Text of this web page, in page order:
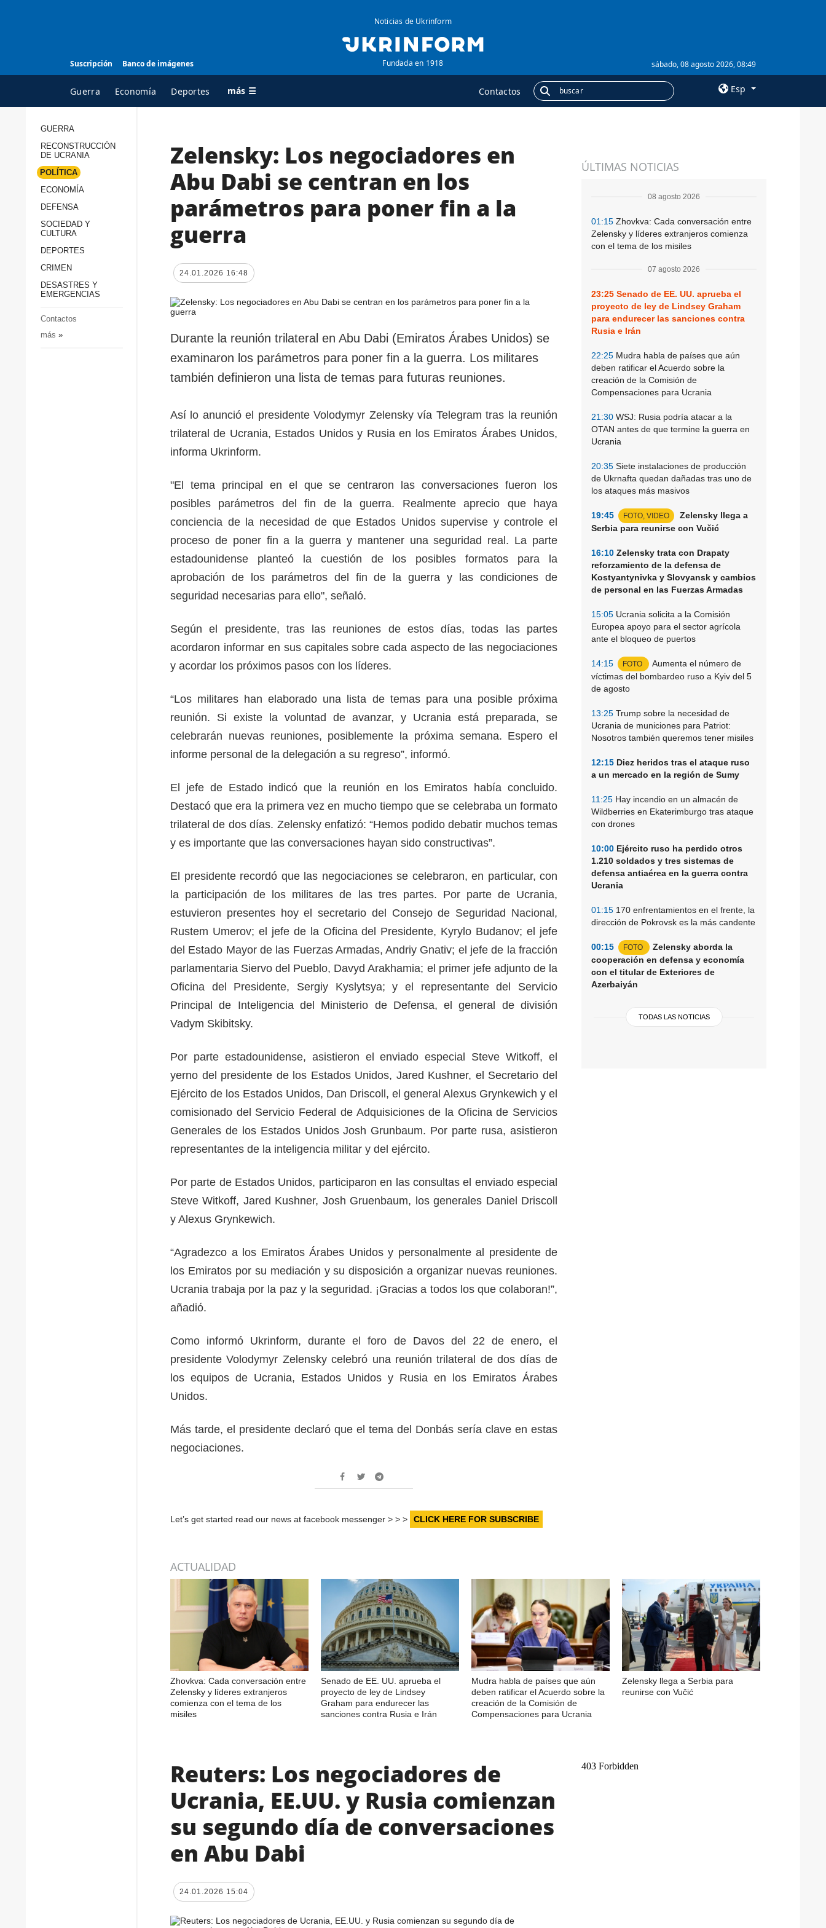
Suscripción Banco de imágenes
Noticias de Ukrinform
Fundada en 1918 sábado, 08 agosto 2026, 08:49
Guerra Economía Deportes más ☰ Contactos Esp
TODAS LAS
Reconstrucción de
Sociedad y Cultura
Desastres y emergencias
AGENCIA
sobre la agencia
contacto
condiciones de
suscripción
ADICIONAL
Publicaciones
Entrevistas
Suscripción
GUERRA
RECONSTRUCCIÓN
DE UCRANIA
POLÍTICA
ECONOMÍA
DEFENSA
SOCIEDAD Y
CULTURA
DEPORTES
CRIMEN
DESASTRES Y
EMERGENCIAS
Contactos
más »
ÚLTIMAS NOTICIAS
08 agosto 2026
01:15 Zhovkva: Cada conversación entre
Zelensky y líderes extranjeros comienza
con el tema de los misiles
07 agosto 2026
23:25 Senado de EE. UU. aprueba el
proyecto de ley de Lindsey Graham
para endurecer las sanciones contra
Rusia e Irán
22:25 Mudra habla de países que aún
deben ratificar el Acuerdo sobre la
creación de la Comisión de
Compensaciones para Ucrania
21:30 WSJ: Rusia podría atacar a la
OTAN antes de que termine la guerra en
Ucrania
20:35 Siete instalaciones de producción
de Ukrnafta quedan dañadas tras uno de
los ataques más masivos
19:45 FOTO, VIDEO
Zelensky llega a
Serbia para reunirse con Vučić
16:10 Zelensky trata con Drapaty
reforzamiento de la defensa de
Kostyantynivka y Slovyansk y cambios
de personal en las Fuerzas Armadas
15:05 Ucrania solicita a la Comisión
Europea apoyo para el sector agrícola
ante el bloqueo de puertos
14:15 FOTO
Aumenta el número de
víctimas del bombardeo ruso a Kyiv del 5
de agosto
13:25 Trump sobre la necesidad de
Ucrania de municiones para Patriot:
Nosotros también queremos tener misiles
12:15 Diez heridos tras el ataque ruso
a un mercado en la región de Sumy
11:25 Hay incendio en un almacén de
Wildberries en Ekaterimburgo tras ataque
con drones
10:00 Ejército ruso ha perdido otros
1.210 soldados y tres sistemas de
defensa antiaérea en la guerra contra
Ucrania
01:15 170 enfrentamientos en el frente, la
dirección de Pokrovsk es la más candente
00:15 FOTO
Zelensky aborda la
cooperación en defensa y economía
con el titular de Exteriores de
Azerbaiyán
TODAS LAS NOTICIAS
Zelensky: Los negociadores en
Abu Dabi se centran en los
parámetros para poner fin a la
guerra
24.01.2026 16:48
Durante la reunión trilateral en Abu Dabi (Emiratos Árabes Unidos) se
examinaron los parámetros para poner fin a la guerra. Los militares
también definieron una lista de temas para futuras reuniones.
Así lo anunció el presidente Volodymyr Zelensky vía Telegram tras la reunión
trilateral de Ucrania, Estados Unidos y Rusia en los Emiratos Árabes Unidos,
informa Ukrinform.
"El tema principal en el que se centraron las conversaciones fueron los
posibles parámetros del fin de la guerra. Realmente aprecio que haya
conciencia de la necesidad de que Estados Unidos supervise y controle el
proceso de poner fin a la guerra y mantener una seguridad real. La parte
estadounidense planteó la cuestión de los posibles formatos para la
aprobación de los parámetros del fin de la guerra y las condiciones de
seguridad necesarias para ello", señaló.
Según el presidente, tras las reuniones de estos días, todas las partes
acordaron informar en sus capitales sobre cada aspecto de las negociaciones
y acordar los próximos pasos con los líderes.
“Los militares han elaborado una lista de temas para una posible próxima
reunión. Si existe la voluntad de avanzar, y Ucrania está preparada, se
celebrarán nuevas reuniones, posiblemente la próxima semana. Espero el
informe personal de la delegación a su regreso”, informó.
El jefe de Estado indicó que la reunión en los Emiratos había concluido.
Destacó que era la primera vez en mucho tiempo que se celebraba un formato
trilateral de dos días. Zelensky enfatizó: “Hemos podido debatir muchos temas
y es importante que las conversaciones hayan sido constructivas”.
El presidente recordó que las negociaciones se celebraron, en particular, con
la participación de los militares de las tres partes. Por parte de Ucrania,
estuvieron presentes hoy el secretario del Consejo de Seguridad Nacional,
Rustem Umerov; el jefe de la Oficina del Presidente, Kyrylo Budanov; el jefe
del Estado Mayor de las Fuerzas Armadas, Andriy Gnativ; el jefe de la fracción
parlamentaria Siervo del Pueblo, Davyd Arakhamia; el primer jefe adjunto de la
Oficina del Presidente, Sergiy Kyslytsya; y el representante del Servicio
Principal de Inteligencia del Ministerio de Defensa, el general de división
Vadym Skibitsky.
Por parte estadounidense, asistieron el enviado especial Steve Witkoff, el
yerno del presidente de los Estados Unidos, Jared Kushner, el Secretario del
Ejército de los Estados Unidos, Dan Driscoll, el general Alexus Grynkewich y el
comisionado del Servicio Federal de Adquisiciones de la Oficina de Servicios
Generales de los Estados Unidos Josh Grunbaum. Por parte rusa, asistieron
representantes de la inteligencia militar y del ejército.
Por parte de Estados Unidos, participaron en las consultas el enviado especial
Steve Witkoff, Jared Kushner, Josh Gruenbaum, los generales Daniel Driscoll
y Alexus Grynkewich.
“Agradezco a los Emiratos Árabes Unidos y personalmente al presidente de
los Emiratos por su mediación y su disposición a organizar nuevas reuniones.
Ucrania trabaja por la paz y la seguridad. ¡Gracias a todos los que colaboran!”,
añadió.
Como informó Ukrinform, durante el foro de Davos del 22 de enero, el
presidente Volodymyr Zelensky celebró una reunión trilateral de dos días de
los equipos de Ucrania, Estados Unidos y Rusia en los Emiratos Árabes
Unidos.
Más tarde, el presidente declaró que el tema del Donbás sería clave en estas
negociaciones.
Let’s get started read our news at facebook messenger > > > CLICK HERE FOR SUBSCRIBE
ACTUALIDAD
Zhovkva: Cada conversación entre
Zelensky y líderes extranjeros
comienza con el tema de los
misiles
Senado de EE. UU. aprueba el
proyecto de ley de Lindsey
Graham para endurecer las
sanciones contra Rusia e Irán
Mudra habla de países que aún
deben ratificar el Acuerdo sobre la
creación de la Comisión de
Compensaciones para Ucrania
Zelensky llega a Serbia para
reunirse con Vučić
Reuters: Los negociadores de
Ucrania, EE.UU. y Rusia comienzan
su segundo día de conversaciones
en Abu Dabi
24.01.2026 15:04